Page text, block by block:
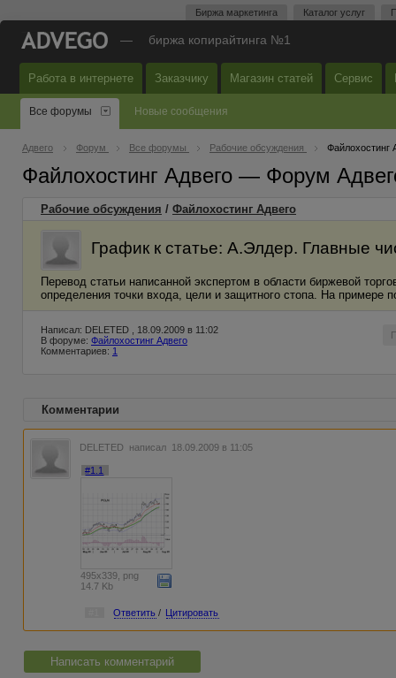
Биржа маркетинга Каталог услуг
— биржа копирайтинга №1
Работа в интернете Заказчику Магазин статей Сервис
Все форумы Новые сообщения
Адвего Форум Все форумы Рабочие обсуждения Файлохостинг
Файлохостинг Адвего — Форум
Рабочие обсуждения / Файлохостинг Адвего
График к статье: А.Элдер. Главные
Перевод статьи написанной экспертом в области биржевой
определения точки входа, цели и защитного стопа. На примере
Написал: DELETED , 18.09.2009 в 11:02
В форуме: Файлохостинг Адвего
Комментариев: 1
Комментарии
DELETED написал 18.09.2009 в 11:05
#1.1
495x339, png
14.7 Kb
Ответить / Цитировать
Написать комментарий